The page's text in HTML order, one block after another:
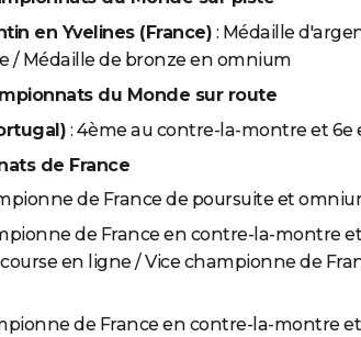
en Yvelines (France) : Médaille
/ Médaille de bronze en omnium
du Monde sur route
: 4ème au contre-la-montre et 6e
de France
de France de poursuite et
de France en contre-la-montre
en ligne / Vice championne de
de France en contre-la-montre